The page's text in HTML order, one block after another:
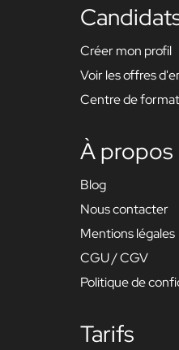
Créer mon profil
Voir les offres
Centre de
À propos
Blog
Nous contacter
Mentions légales
CGU / CGV
Politique de
Tarifs